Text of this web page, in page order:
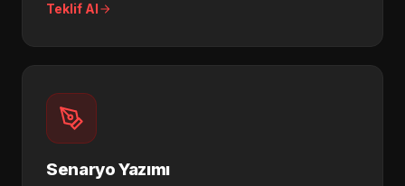
Teklif Al
Senaryo Yazımı